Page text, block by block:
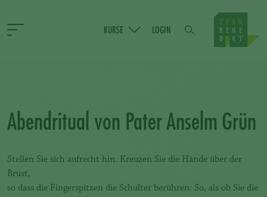
KURSE LOGIN
Abendritual von Pater Anselm Grün
Stellen Sie sich aufrecht hin. Kreuzen Sie die Hände über der
Brust,
so dass die Fingerspitzen die Schulter berühren: So, als ob Sie die